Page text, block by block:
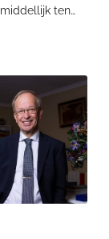
ten
synode dan